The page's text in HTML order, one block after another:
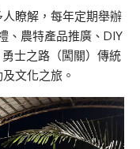
瞭解，每年定期舉辦
、農特產品推廣、DIY
士之路（闖關）傳統
文化之旅。